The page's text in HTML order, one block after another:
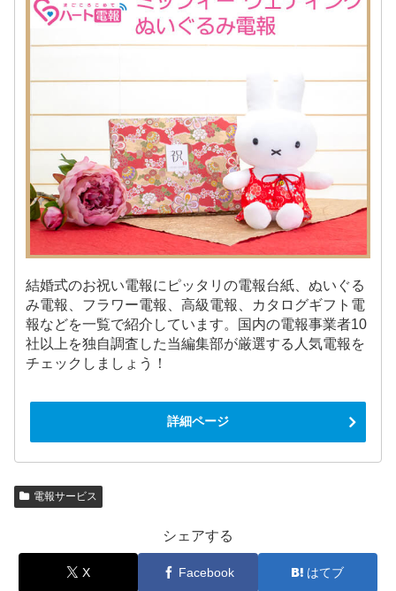
結婚式のお祝い電報にピッタリの電報台紙、ぬいぐる
み電報、フラワー電報、高級電報、カタログギフト電
報などを一覧で紹介しています。国内の電報事業者10
社以上を独自調査した当編集部が厳選する人気電報を
チェックしましょう！
詳細ページ
電報サービス
シェアする
X Facebook はてブ